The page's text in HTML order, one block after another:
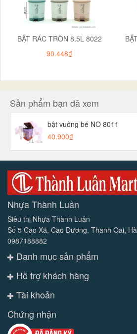
BẬT RÁC TRÒN 8.5L 8022
90.448₫
Sản phẩm bạn đã xem
bật vuông bé NO 8011
40.900₫
Nhựa Thành Luân
Siêu thị Nhựa Thành Luân
Số 5 Cao Xã, Cao Dương, Thanh Oai,
0987188882
Danh mục sản phẩm
Hỗ trợ khách hàng
Tài khoản
Chứng nhận